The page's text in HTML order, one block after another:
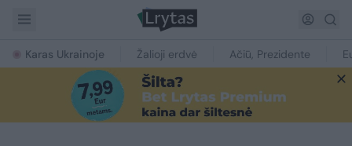
Karas Ukrainoje Žalioji erdvė Ačiū, Prezidente